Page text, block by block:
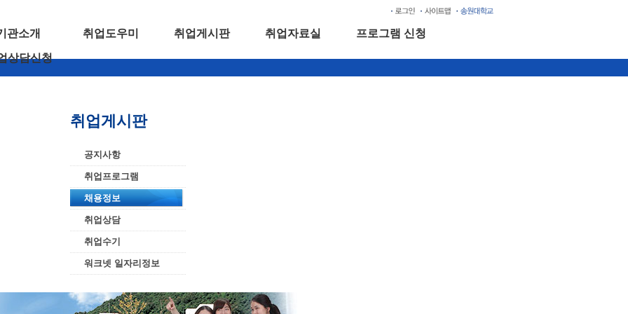
관소개 취업도우미 취업게시판 취업자료실 프로그램 신청
상담신청
취업게시판
공지사항
취업프로그램
채용정보
취업상담
취업수기
워크넷 일자리정보